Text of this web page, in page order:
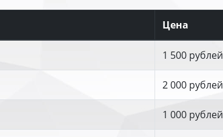
Цена
1 500 рублей
2 000 рублей
1 000 рублей